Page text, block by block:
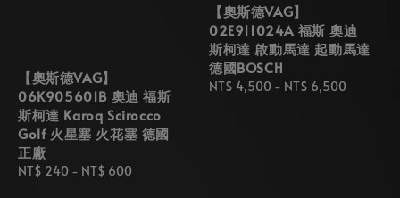
【奧斯德VAG】
06K905601B 奧迪 福斯
斯柯達 Karoq Scirocco
Golf 火星塞 火花塞 德國
正廠
Regular
NT$ 240 - NT$ 600
【奧斯德VAG】
02E911024A 福斯 奧迪
斯柯達 啟動馬達 起動馬達
德國BOSCH
Regular
NT$ 4,500 - NT$ 6,500